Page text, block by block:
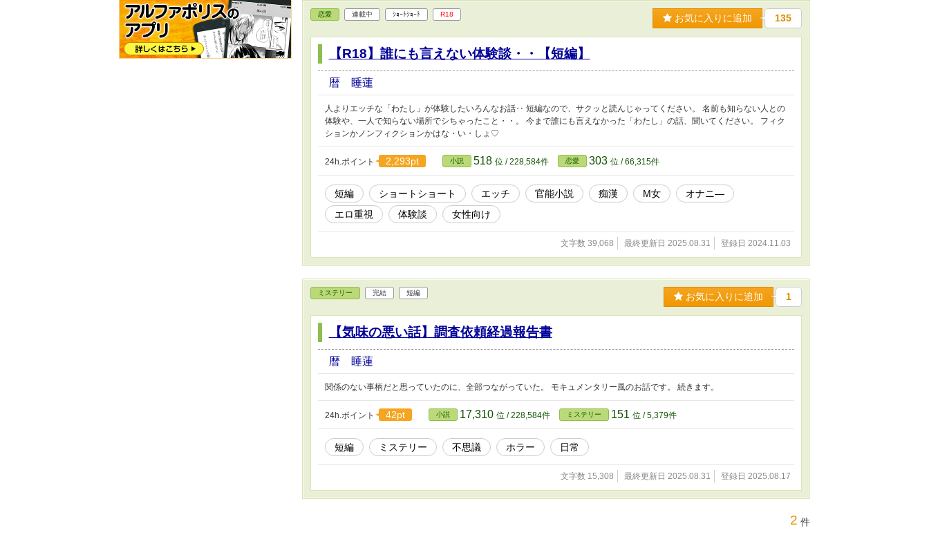
恋愛 連載中 ｼｮｰﾄｼｮｰﾄ R18 お気に入りに追加 135
【R18】誰にも言えない体験談・・【短編】
暦 睡蓮
人よりエッチな「わたし」が体験したいろんなお話‥ 短編なので、サクッと読んじゃってください。 名前も知らない人との
体験や、一人で知らない場所でシちゃったこと・・。 今まで誰にも言えなかった「わたし」の話、聞いてください。 フィク
ションかノンフィクションかはな・い・しょ♡
24h.ポイント 2,293pt 小説 518 位 / 228,584件 恋愛 303 位 / 66,315件
短編 ショートショート エッチ 官能小説 痴漢 M女
オナニ―
エロ重視
体験談 女性向け
文字数 39,068 最終更新日 2025.08.31 登録日 2024.11.03
ミステリー 完結 短編 お気に入りに追加 1
【気味の悪い話】調査依頼経過報告書
暦 睡蓮
関係のない事柄だと思っていたのに、全部つながっていた。 モキュメンタリー風のお話です。 続きます。
24h.ポイント 42pt 小説 17,310 位 / 228,584件 ミステリー 151 位 / 5,379件
短編 ミステリー 不思議 ホラー 日常
文字数 15,308 最終更新日 2025.08.31 登録日 2025.08.17
2 件